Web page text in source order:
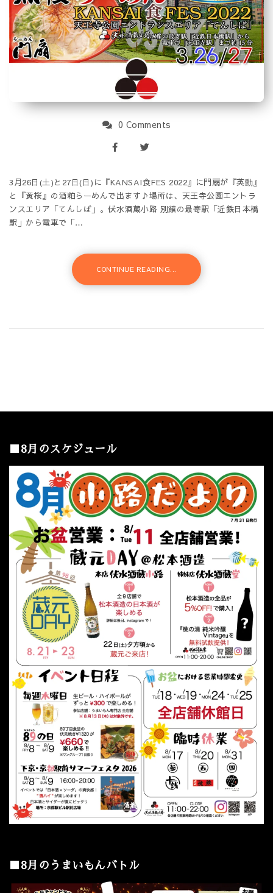
0 Comments
3月26日(土)と27日(日)に『KANSAI食FES 2022』に門扇が『英勳』
と『黄桜』の酒粕らーめんで出ます♪場所は、天王寺公園エントラ
ンスエリア「てんしば」。伏水酒蔵小路 別館の最寄駅「近鉄日本橋
駅」から電車で「…
CONTINUE READING...
■8月のスケジュール
■8月のうまいもんバトル